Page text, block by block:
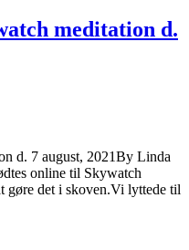
meditation d.
d. 7 august, 2021By Linda
online til Skywatch
gøre det i skoven.Vi lyttede til